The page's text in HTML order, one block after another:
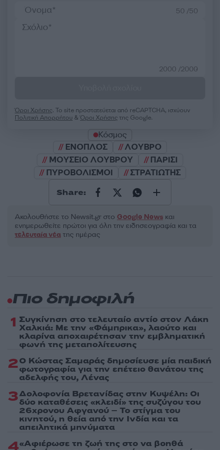
50 /50
2000 /2000
Όροι Χρήσης. Το site προστατεύεται από reCAPTCHA, ισχύουν
Πολιτική Απορρήτου &Όροι Χρήσης της Google.
Κόσμος
ΕΝΟΠΛΟΣ
ΛΟΥΒΡΟ
ΜΟΥΣΕΙΟ ΛΟΥΒΡΟΥ
ΠΑΡΙΣΙ
ΠΥΡΟΒΟΛΙΣΜΟΙ
ΣΤΡΑΤΙΩΤΗΣ
Share:
Ακολουθήστε το Νewsit.gr στο Google News και
ενημερωθείτε πρώτοι για όλη την ειδησεογραφία και τα
τελευταία νέα της ημέρας
Πιο δημοφιλή
1 Συγκίνηση στο τελευταίο αντίο στον Λάκη
Χαλκιά: Με την «Φάμπρικα», λαούτο και
κλαρίνα αποχαιρέτησαν την εμβληματική
φωνή της μεταπολίτευσης
2Ο Κώστας Σαμαράς δημοσίευσε μία παιδική
φωτογραφία για την επέτειο θανάτου της
αδελφής του, Λένας
3Δολοφονία Βρετανίδας στην Κυψέλη: Οι
δύο καταθέσεις «κλειδί» της συζύγου του
26χρονου Αφγανού – Το στίγμα του
κινητού, η θεία από την Ινδία και τα
απειλητικά μηνύματα
«Αφιέρωσε τη ζωή της στο να βοηθά